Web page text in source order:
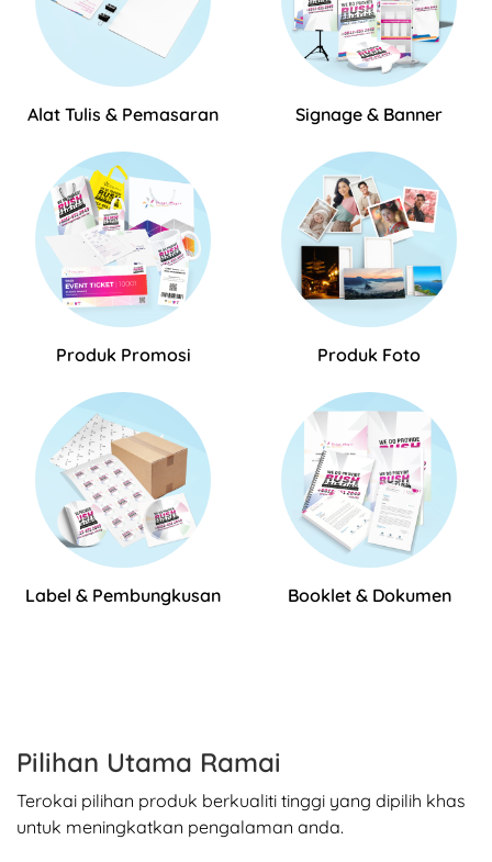
Alat Tulis & Pemasaran Signage & Banner
Produk Promosi Produk Foto
Label & Pembungkusan Booklet & Dokumen
Pilihan Utama Ramai
Terokai pilihan produk berkualiti tinggi yang dipilih khas
untuk meningkatkan pengalaman anda.